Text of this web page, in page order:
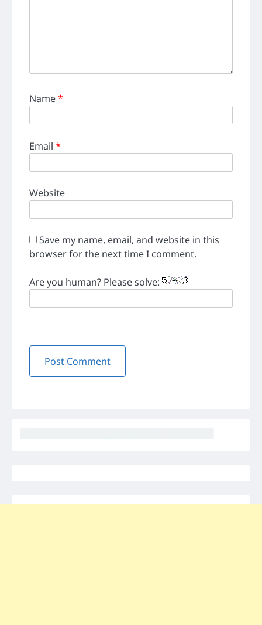
Name*
Email *
Website
Save my name, email, and website in this
browser for the next time I comment.
Are you human? Please solve: